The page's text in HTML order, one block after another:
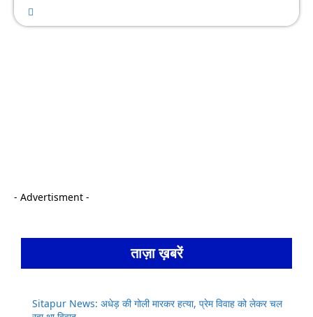
- Advertisment -
ताज़ा ख़बरें
Sitapur News: अधेड़ की गोली मारकर हत्या, प्रेम विवाह को लेकर चल